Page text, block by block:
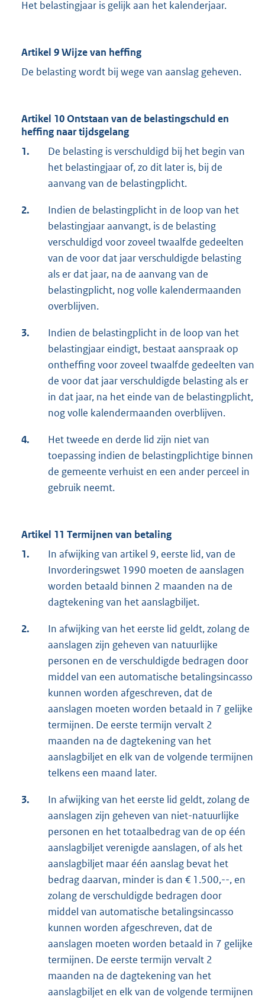
Het belastingjaar is gelijk aan het kalenderjaar.
Artikel 9 Wijze van heffing
De belasting wordt bij wege van aanslag geheven.
Artikel 10 Ontstaan van de belastingschuld en
heffing naar tijdsgelang
1.
De belasting is verschuldigd bij het begin van
het belastingjaar of, zo dit later is, bij de
aanvang van de belastingplicht.
2.
Indien de belastingplicht in de loop van het
belastingjaar aanvangt, is de belasting
verschuldigd voor zoveel twaalfde gedeelten
van de voor dat jaar verschuldigde belasting
als er dat jaar, na de aanvang van de
belastingplicht, nog volle kalendermaanden
overblijven.
3.
Indien de belastingplicht in de loop van het
belastingjaar eindigt, bestaat aanspraak op
ontheffing voor zoveel twaalfde gedeelten van
de voor dat jaar verschuldigde belasting als er
in dat jaar, na het einde van de belastingplicht,
nog volle kalendermaanden overblijven.
4.
Het tweede en derde lid zijn niet van
toepassing indien de belastingplichtige binnen
de gemeente verhuist en een ander perceel in
gebruik neemt.
Artikel 11 Termijnen van betaling
1.
In afwijking van artikel 9, eerste lid, van de
Invorderingswet 1990 moeten de aanslagen
worden betaald binnen 2 maanden na de
dagtekening van het aanslagbiljet.
2.
In afwijking van het eerste lid geldt, zolang de
aanslagen zijn geheven van natuurlijke
personen en de verschuldigde bedragen door
middel van een automatische betalingsincasso
kunnen worden afgeschreven, dat de
aanslagen moeten worden betaald in 7 gelijke
termijnen. De eerste termijn vervalt 2
maanden na de dagtekening van het
aanslagbiljet en elk van de volgende termijnen
telkens een maand later.
3.
In afwijking van het eerste lid geldt, zolang de
aanslagen zijn geheven van niet-natuurlijke
personen en het totaalbedrag van de op één
aanslagbiljet verenigde aanslagen, of als het
aanslagbiljet maar één aanslag bevat het
bedrag daarvan, minder is dan € 1.500,--, en
zolang de verschuldigde bedragen door
middel van automatische betalingsincasso
kunnen worden afgeschreven, dat de
aanslagen moeten worden betaald in 7 gelijke
termijnen. De eerste termijn vervalt 2
maanden na de dagtekening van het
aanslagbiljet en elk van de volgende termijnen